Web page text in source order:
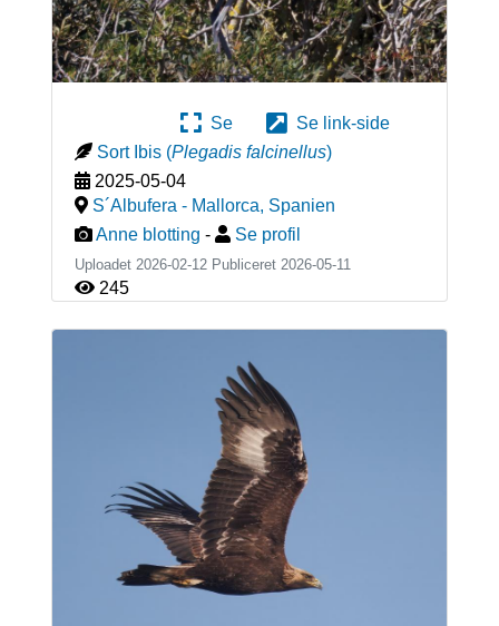
Se
Se link-side
Sort Ibis (Plegadis falcinellus)
2025-05-04
S´Albufera - Mallorca, Spanien
Anne blotting - Se profil
Uploadet 2026-02-12 Publiceret 2026-05-11
245